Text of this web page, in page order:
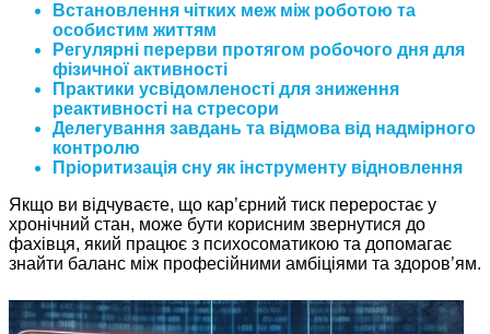
Встановлення чітких меж між роботою та
особистим життям
Регулярні перерви протягом робочого дня для
фізичної активності
Практики усвідомленості для зниження
реактивності на стресори
Делегування завдань та відмова від надмірного
контролю
Пріоритизація сну як інструменту відновлення
Якщо ви відчуваєте, що кар’єрний тиск переростає у
хронічний стан, може бути корисним звернутися до
фахівця, який працює з психосоматикою та допомагає
знайти баланс між професійними амбіціями та здоров’ям.